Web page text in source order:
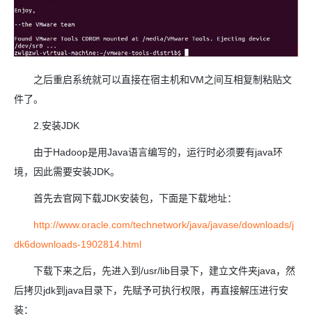
之后重启系统就可以直接在宿主机和VM之间互相复制粘贴文
件了。
2.安装JDK
由于Hadoop是用Java语言编写的，运行时必须要有java环
境，因此需要安装JDK。
首先去官网下载JDK安装包，下面是下载地址：
http://www.oracle.com/technetwork/java/javase/downloads/j
dk6downloads-1902814.html
下载下来之后，先进入到/usr/lib目录下，建立文件夹java，然
后拷贝jdk到java目录下，先赋予可执行权限，再直接解压进行安
装：